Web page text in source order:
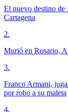
El nuevo destino de
Cartagena
2.
Murió en Rosario,
3.
Franco Armani,
por robo a su maleta
4.